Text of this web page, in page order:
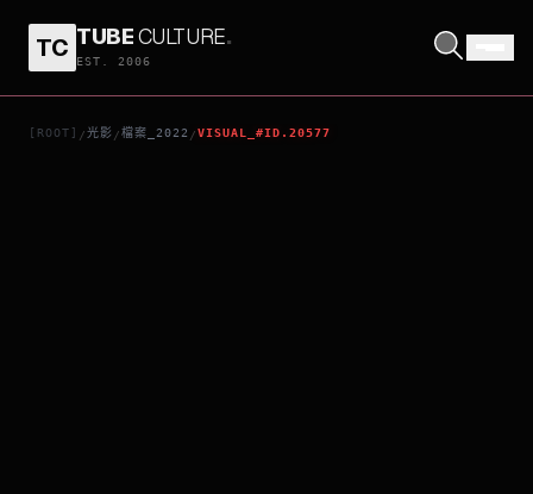
TC TUBECULTURE.
EST. 2006
[ROOT] /光影 /檔案_2022 /VISUAL_#ID.20577
劇場版 美味的學校午餐：畢業